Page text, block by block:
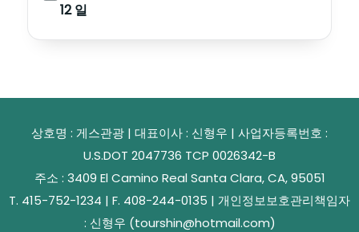
12 일
상호명 : 게스관광 | 대표이사 : 신형우 | 사업자등록번호 :
U.S.DOT 2047736 TCP 0026342-B
주소 : 3409 El Camino Real Santa Clara, CA, 95051
T. 415-752-1234 | F. 408-244-0135 | 개인정보보호관리책임자
: 신형우 (tourshin@hotmail.com)